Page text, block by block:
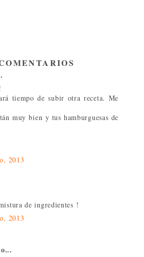
tiempo de subir otra receta. Me
muy bien y tus hamburguesas de
2013
de ingredientes !
2013